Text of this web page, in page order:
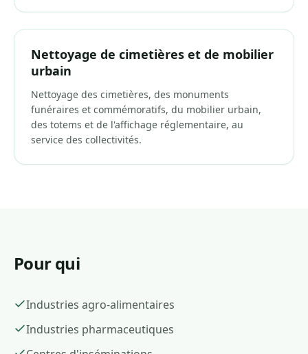
Nettoyage de cimetières et de mobilier
urbain
Nettoyage des cimetières, des monuments
funéraires et commémoratifs, du mobilier urbain,
des totems et de l'affichage réglementaire, au
service des collectivités.
Pour qui
Industries agro-alimentaires
Industries pharmaceutiques